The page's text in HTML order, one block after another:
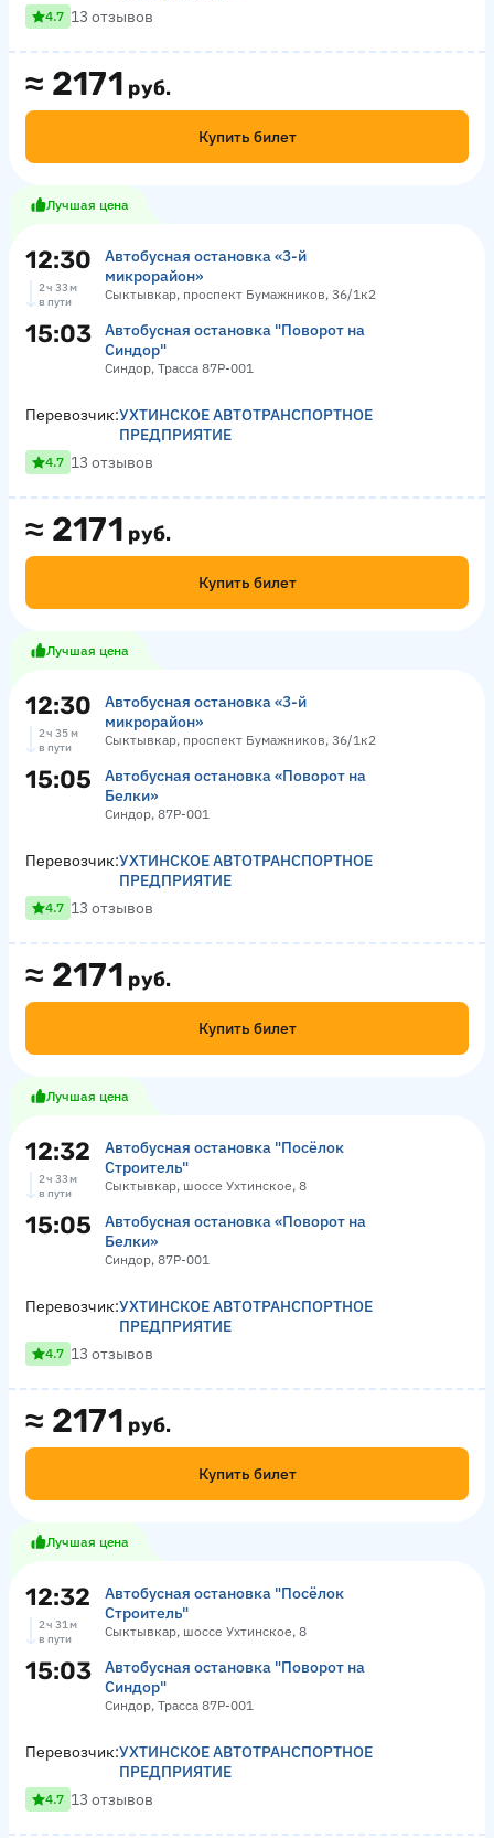
≈ 2171 руб.
Купить билет
4.7 13 отзывов
Лучшая цена
12:30
Автобусная остановка «3-й
микрорайон»
Сыктывкар, проспект Бумажников, 36/1к2
2 ч 33 м
в пути
15:03
Автобусная остановка "Поворот на
Синдор"
Синдор, Трасса 87Р-001
≈ 2171 руб.
Купить билет
Перевозчик:УХТИНСКОЕ АВТОТРАНСПОРТНОЕ
ПРЕДПРИЯТИЕ
4.7 13 отзывов
Лучшая цена
12:30
Автобусная остановка «3-й
микрорайон»
Сыктывкар, проспект Бумажников, 36/1к2
2 ч 35 м
в пути
15:05
Автобусная остановка «Поворот на
Белки»
Синдор, 87Р-001
≈ 2171 руб.
Купить билет
Перевозчик:УХТИНСКОЕ АВТОТРАНСПОРТНОЕ
ПРЕДПРИЯТИЕ
4.7 13 отзывов
Лучшая цена
12:32
Автобусная остановка "Посёлок
Строитель"
Сыктывкар, шоссе Ухтинское, 8
2 ч 33 м
в пути
15:05
Автобусная остановка «Поворот на
Белки»
Синдор, 87Р-001
≈ 2171 руб.
Купить билет
Перевозчик:УХТИНСКОЕ АВТОТРАНСПОРТНОЕ
ПРЕДПРИЯТИЕ
4.7 13 отзывов
Лучшая цена
12:32
Автобусная остановка "Посёлок
Строитель"
Сыктывкар, шоссе Ухтинское, 8
2 ч 31 м
в пути
15:03
Автобусная остановка "Поворот на
Синдор"
Синдор, Трасса 87Р-001
Перевозчик:УХТИНСКОЕ АВТОТРАНСПОРТНОЕ
ПРЕДПРИЯТИЕ
4.7 13 отзывов